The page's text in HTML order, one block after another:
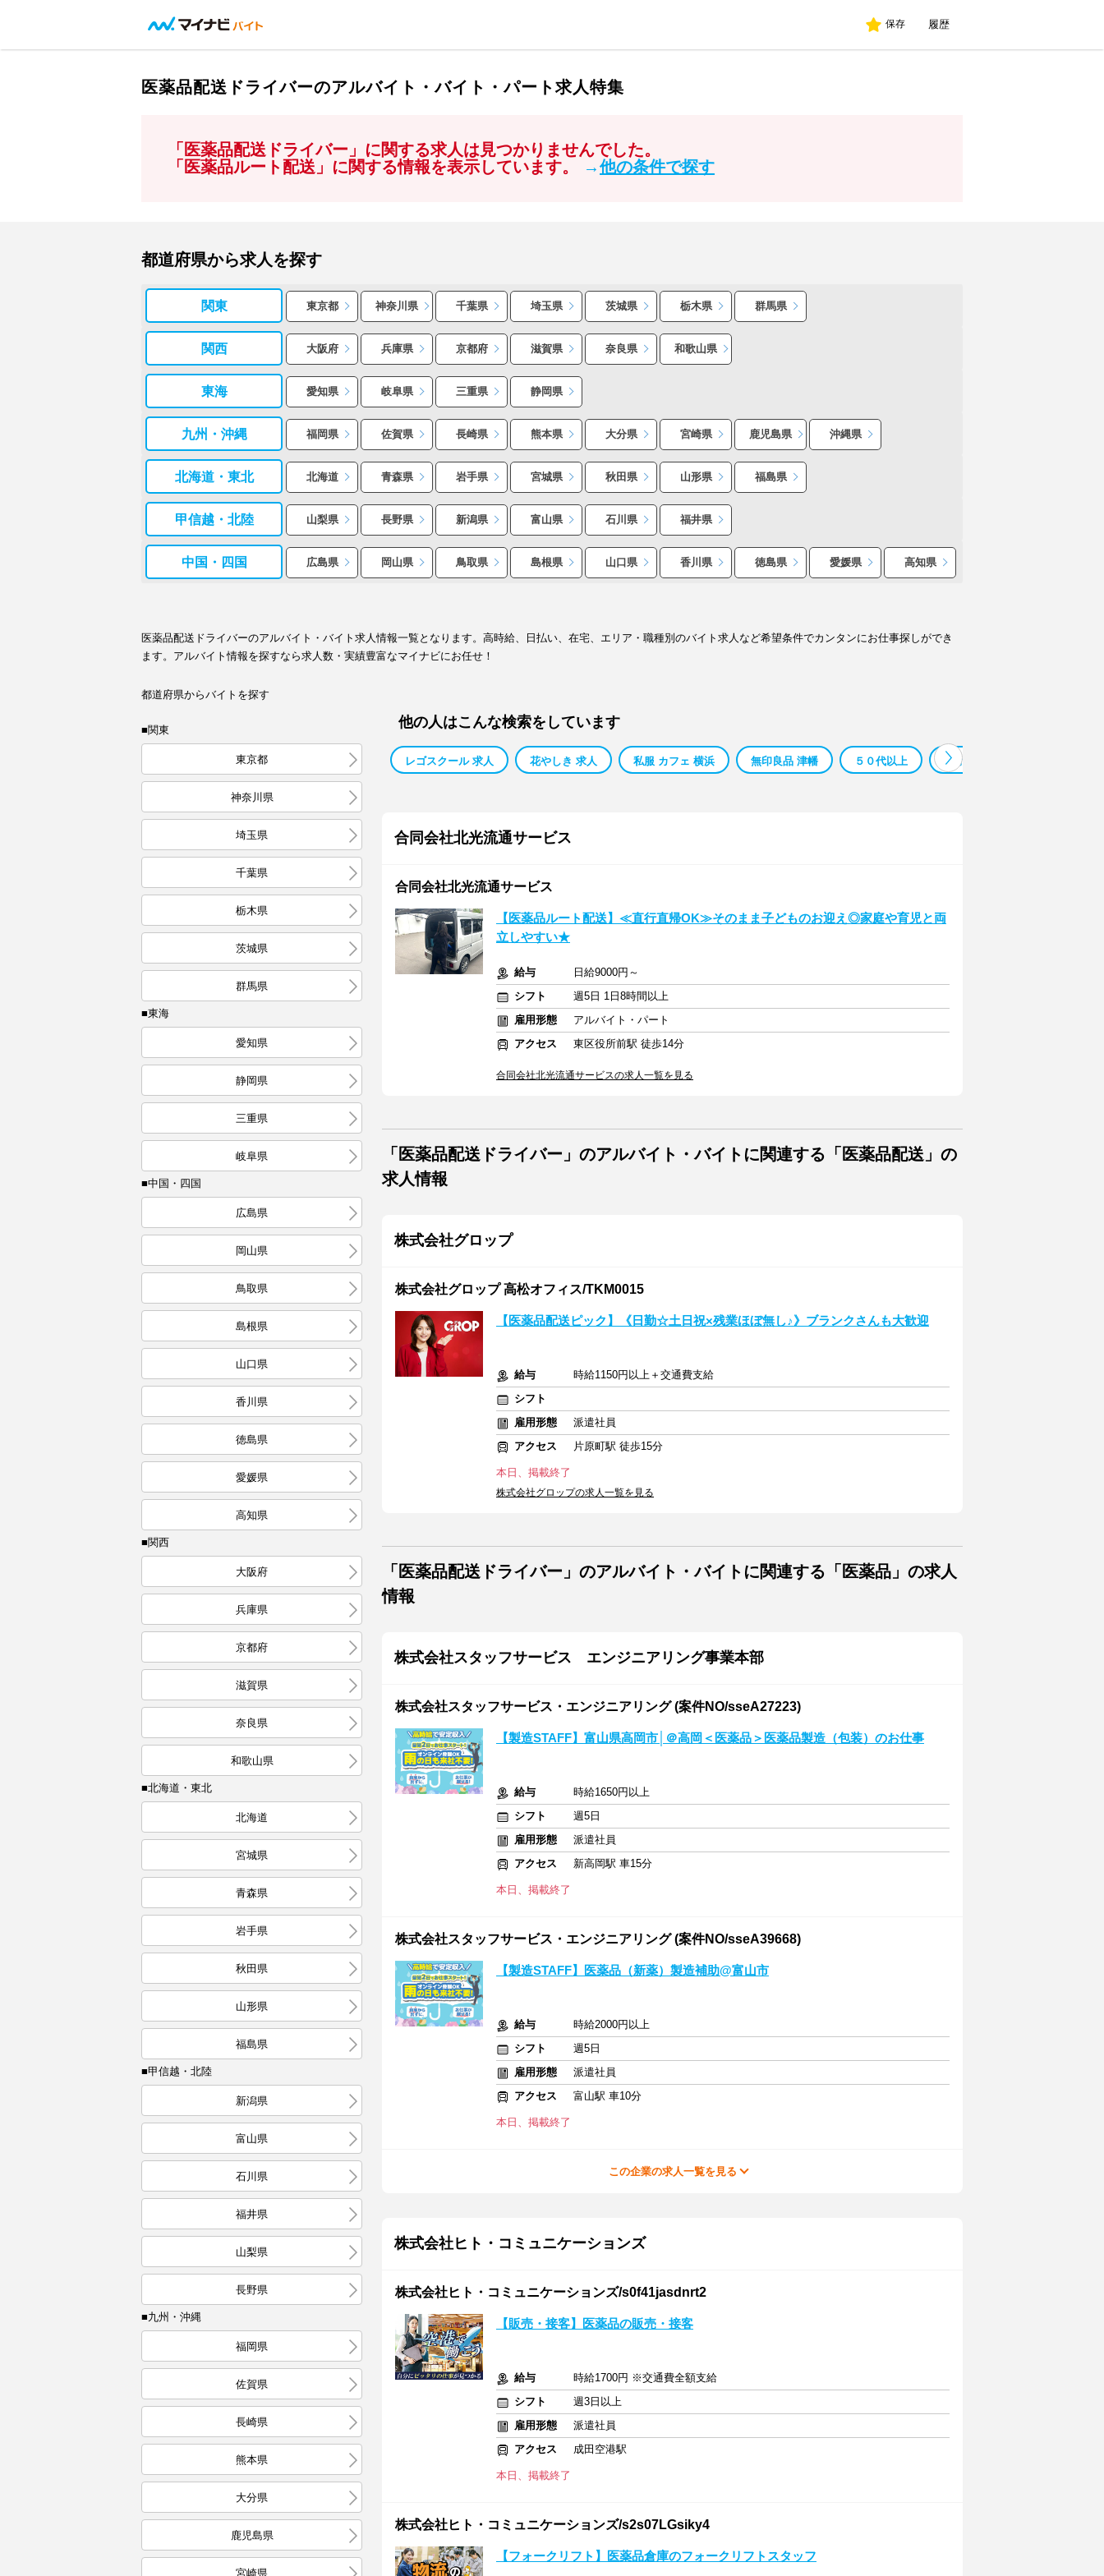
保存 履歴
医薬品配送ドライバーのアルバイト・バイト・パート求人特集
「医薬品配送ドライバー」に関する求人は見つかりませんでした。
「医薬品ルート配送」に関する情報を表示しています。
→他の条件で探す
都道府県から求人を探す
関東 東京都 神奈川県 千葉県 埼玉県 茨城県 栃木県 群馬県
関西 大阪府 兵庫県 京都府 滋賀県 奈良県 和歌山県
東海 愛知県 岐阜県 三重県 静岡県
九州・沖縄 福岡県 佐賀県 長崎県 熊本県 大分県 宮崎県 鹿児島県 沖縄県
北海道・東北 北海道 青森県 岩手県 宮城県 秋田県 山形県 福島県
甲信越・北陸 山梨県 長野県 新潟県 富山県 石川県 福井県
中国・四国 広島県 岡山県 鳥取県 島根県 山口県 香川県 徳島県 愛媛県 高知県
医薬品配送ドライバーのアルバイト・バイト求人情報一覧となります。高時給、日払い、在宅、エリア・職種別のバイト求人など希望条件でカンタンにお仕事探しができ
ます。アルバイト情報を探すなら求人数・実績豊富なマイナビにお任せ！
都道府県からバイトを探す
■関東
東京都
神奈川県
埼玉県
千葉県
栃木県
茨城県
群馬県
■東海
愛知県
静岡県
三重県
岐阜県
■中国・四国
広島県
岡山県
鳥取県
島根県
山口県
香川県
徳島県
愛媛県
高知県
■関西
大阪府
兵庫県
京都府
滋賀県
奈良県
和歌山県
■北海道・東北
北海道
宮城県
青森県
岩手県
秋田県
山形県
福島県
■甲信越・北陸
新潟県
富山県
石川県
福井県
山梨県
長野県
■九州・沖縄
福岡県
佐賀県
長崎県
熊本県
大分県
鹿児島県
宮崎県
他の人はこんな検索をしています
レゴスクール 求人 花やしき 求人 私服 カフェ 横浜 無印良品 津幡 ５０代以上 イオンモール広島府中 アルバイ
合同会社北光流通サービス
合同会社北光流通サービス
【医薬品ルート配送】≪直行直帰OK≫そのまま子どものお迎え◎家庭や育児と両
立しやすい★
給与
日給9000円～
シフト
週5日 1日8時間以上
雇用形態
アルバイト・パート
アクセス
東区役所前駅 徒歩14分
合同会社北光流通サービスの求人一覧を見る
「医薬品配送ドライバー」のアルバイト・バイトに関連する「医薬品配送」の
求人情報
株式会社グロップ
株式会社グロップ 高松オフィス/TKM0015
【医薬品配送ピック】《日勤☆土日祝×残業ほぼ無し♪》ブランクさんも大歓迎
給与
時給1150円以上＋交通費支給
シフト
雇用形態
派遣社員
アクセス
片原町駅 徒歩15分
本日、掲載終了
株式会社グロップの求人一覧を見る
「医薬品配送ドライバー」のアルバイト・バイトに関連する「医薬品」の求人
情報
株式会社スタッフサービス エンジニアリング事業本部
株式会社スタッフサービス・エンジニアリング (案件NO/sseA27223)
【製造STAFF】富山県高岡市│＠高岡＜医薬品＞医薬品製造（包装）のお仕事
給与
時給1650円以上
シフト
週5日
雇用形態
派遣社員
アクセス
新高岡駅 車15分
本日、掲載終了
株式会社スタッフサービス・エンジニアリング (案件NO/sseA39668)
【製造STAFF】医薬品（新薬）製造補助@富山市
給与
時給2000円以上
シフト
週5日
雇用形態
派遣社員
アクセス
富山駅 車10分
本日、掲載終了
この企業の求人一覧を見る
株式会社ヒト・コミュニケーションズ
株式会社ヒト・コミュニケーションズ/s0f41jasdnrt2
【販売・接客】医薬品の販売・接客
給与
時給1700円 ※交通費全額支給
シフト
週3日以上
雇用形態
派遣社員
アクセス
成田空港駅
本日、掲載終了
株式会社ヒト・コミュニケーションズ/s2s07LGsiky4
【フォークリフト】医薬品倉庫のフォークリフトスタッフ